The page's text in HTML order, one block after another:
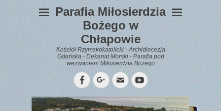
Parafia Miłosierdzia
Bożego w
Chłapowie
Kościół Rzymskokatolicki - Archidiecezja
Gdańska - Dekanat Morski - Parafia pod
wezwaniem Miłosierdzia Bożego
FacebookGoogleplus
EmailYouTube